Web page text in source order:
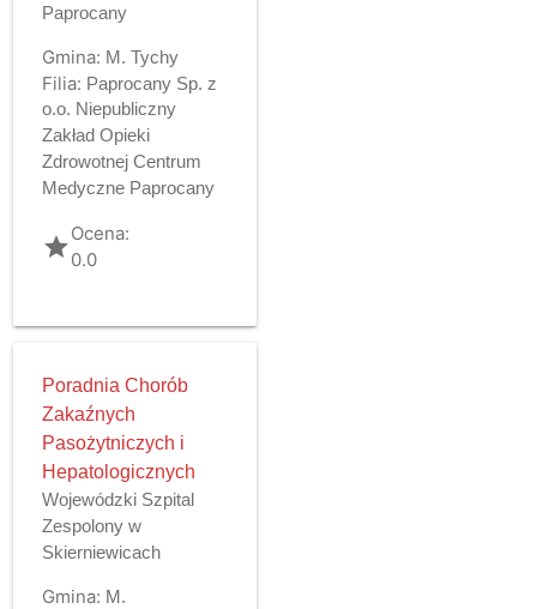
Paprocany
Gmina: M. Tychy
Filia: Paprocany Sp. z
o.o. Niepubliczny
Zakład Opieki
Zdrowotnej Centrum
Medyczne Paprocany
gradeOcena:
0.0
Poradnia Chorób
Zakaźnych
Pasożytniczych i
Hepatologicznych
Wojewódzki Szpital
Zespolony w
Skierniewicach
Gmina: M.